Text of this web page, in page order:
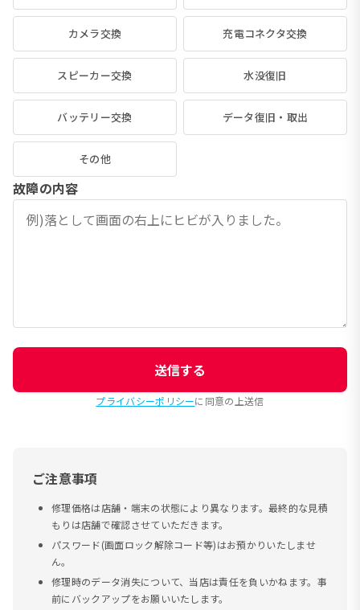
カメラ交換 充電コネクタ交換
スピーカー交換 水没復旧
バッテリー交換 データ復旧・取出
その他
故障の内容
送信する
プライバシーポリシーに同意の上送信
ご注意事項
修理価格は店舗・端末の状態により異なります。最終的な見積
もりは店舗で確認させていただきます。
パスワード(画面ロック解除コード等)はお預かりいたしませ
ん。
修理時のデータ消失について、当店は責任を負いかねます。事
前にバックアップをお願いいたします。